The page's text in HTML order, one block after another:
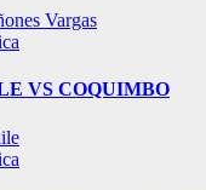
Vargas
VS COQUIMBO